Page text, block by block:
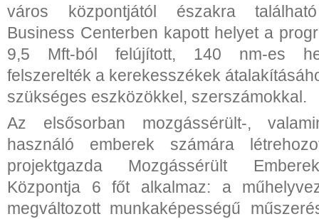
város központjától északra
Business Centerben kapott helyet a
9,5 Mft-ból felújított, 140 nm-es
felszerelték a kerekesszékek
szükséges eszközökkel, szerszámokkal.
Az elsősorban mozgássérült-,
használó emberek számára
projektgazda Mozgássérült
Központja 6 főt alkalmaz: a
megváltozott munkaképességű